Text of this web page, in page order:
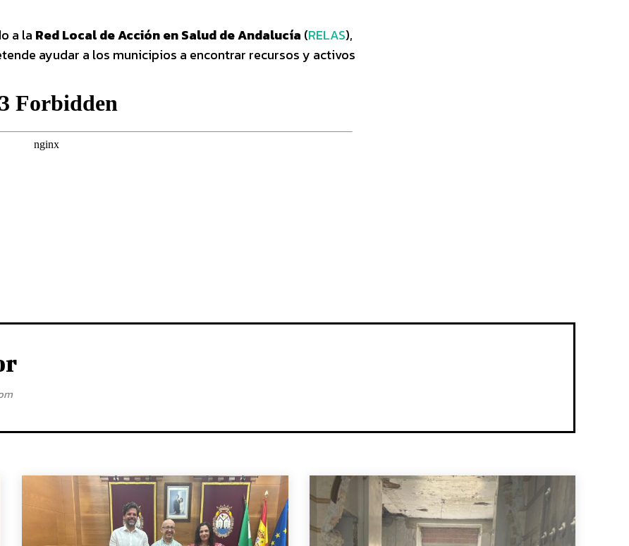
a la Red Local de Acción en Salud de Andalucía (RELAS),
ayudar a los municipios a encontrar recursos y activos